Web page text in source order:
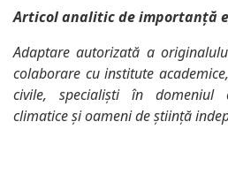
Articol analitic de importanță
Adaptare autorizată a
colaborare cu institute
civile, specialiști în domeniul
climatice și oameni de știință